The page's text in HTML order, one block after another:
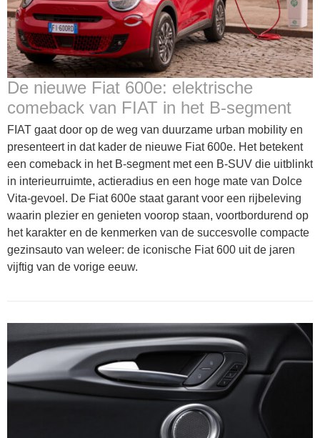
De nieuwe Fiat 600e: elektrische
comeback van FIAT in het B-segment
FIAT gaat door op de weg van duurzame urban mobility en
presenteert in dat kader de nieuwe Fiat 600e. Het betekent
een comeback in het B-segment met een B-SUV die uitblinkt
in interieurruimte, actieradius en een hoge mate van Dolce
Vita-gevoel. De Fiat 600e staat garant voor een rijbeleving
waarin plezier en genieten voorop staan, voortbordurend op
het karakter en de kenmerken van de succesvolle compacte
gezinsauto van weleer: de iconische Fiat 600 uit de jaren
vijftig van de vorige eeuw.